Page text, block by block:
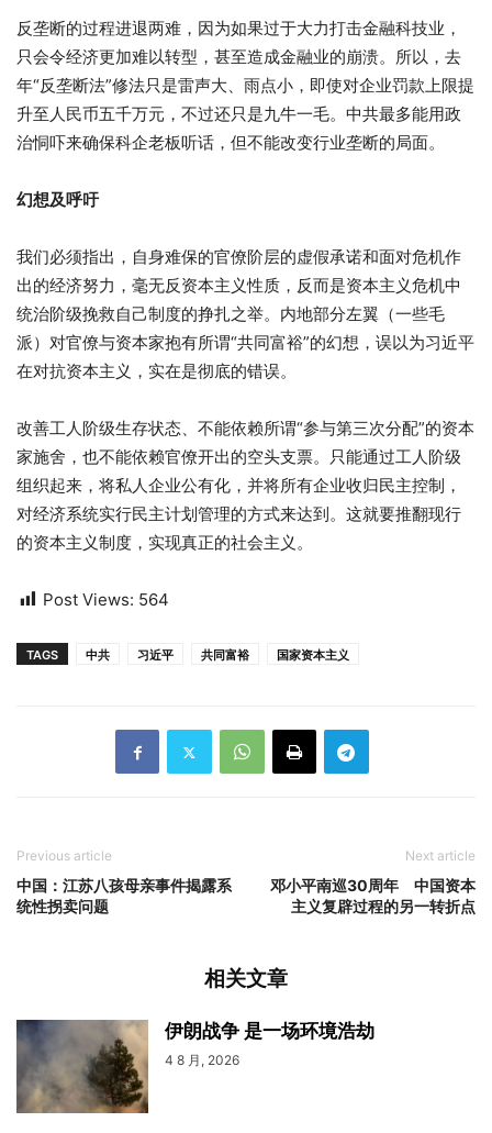
反垄断的过程进退两难，因为如果过于大力打击金融科技业，
只会令经济更加难以转型，甚至造成金融业的崩溃。所以，去
年“反垄断法”修法只是雷声大、雨点小，即使对企业罚款上限提
升至人民币五千万元，不过还只是九牛一毛。中共最多能用政
治恫吓来确保科企老板听话，但不能改变行业垄断的局面。
幻想及呼吁
我们必须指出，自身难保的官僚阶层的虚假承诺和面对危机作
出的经济努力，毫无反资本主义性质，反而是资本主义危机中
统治阶级挽救自己制度的挣扎之举。内地部分左翼（一些毛
派）对官僚与资本家抱有所谓“共同富裕”的幻想，误以为习近平
在对抗资本主义，实在是彻底的错误。
改善工人阶级生存状态、不能依赖所谓“参与第三次分配”的资本
家施舍，也不能依赖官僚开出的空头支票。只能通过工人阶级
组织起来，将私人企业公有化，并将所有企业收归民主控制，
对经济系统实行民主计划管理的方式来达到。这就要推翻现行
的资本主义制度，实现真正的社会主义。
Post Views: 564
TAGS 中共 习近平 共同富裕 国家资本主义
Previous article
中国：江苏八孩母亲事件揭露系
统性拐卖问题
Next article
邓小平南巡30周年 中国资本
主义复辟过程的另一转折点
相关文章
伊朗战争 是一场环境浩劫
4 8 月, 2026